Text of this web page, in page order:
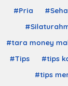
#Pria
#tara money
#Tips
#tips
#tips